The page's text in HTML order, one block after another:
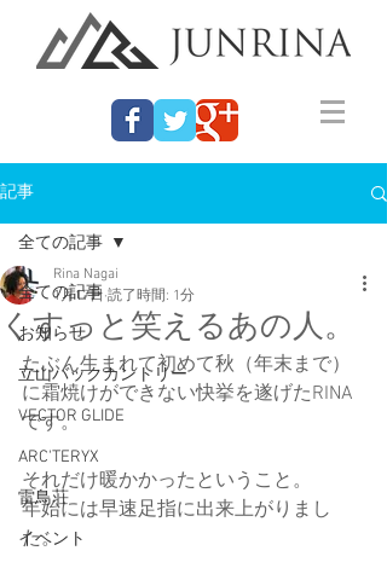
記事
全ての記事
お知らせ
立山バックカントリー
VECTOR GLIDE
ARC'TERYX
雷鳥荘
イベント
全ての記事
くすっと笑えるあの人。
Rina Nagai
1月17日 読了時間: 1分
たぶん生まれて初めて秋（年末まで）
に霜焼けができない快挙を遂げたRINA
です。
それだけ暖かかったということ。
年始には早速足指に出来上がりまし
た。